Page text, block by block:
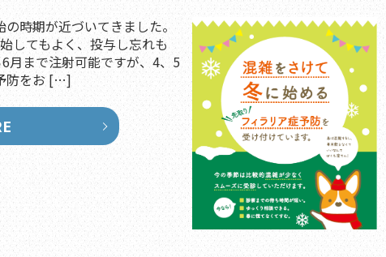
時期が近づいてきました。
してもよく、投与し忘れも
月まで注射可能ですが、4、5
防をお […]